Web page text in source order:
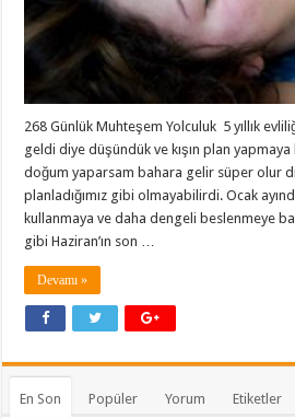
268 Günlük Muhteşem Yolculuk 5 yıllık
geldi diye düşündük ve kışın plan
doğum yaparsam bahara gelir süper olur
planladığımız gibi olmayabilirdi. Ocak
kullanmaya ve daha dengeli beslenmeye
gibi Haziran’ın son …
Devamı »
En Son Popüler Yorum Etiketler